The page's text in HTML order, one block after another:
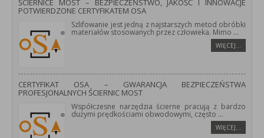
ŚCIERNICE MOST – BEZPIECZEŃSTWO, JAKOŚĆ I INNOWACJE
POTWIERDZONE CERTYFIKATEM OSA
Szlifowanie jest jedną z najstarszych metod obróbki
materiałów stosowanych przez człowieka. Mimo ...
WIĘCEJ…
CERTYFIKAT OSA – GWARANCJA BEZPIECZEŃSTWA
PROFESJONALNYCH ŚCIERNIC MOST
Współczesne narzędzia ścierne pracują z bardzo
dużymi prędkościami obwodowymi, często ...
WIĘCEJ…